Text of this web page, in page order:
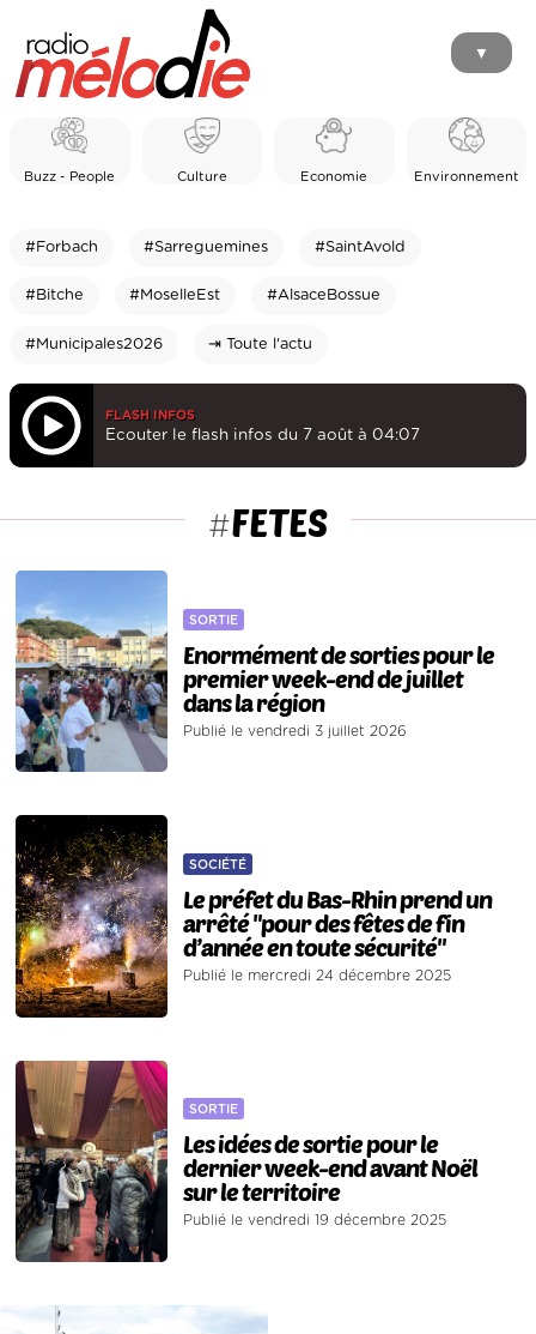
▼
Buzz - People Culture Economie Environnement
#Forbach #Sarreguemines #SaintAvold
#Bitche #MoselleEst #AlsaceBossue
#Municipales2026 ⇥ Toute l'actu
FLASH INFOS
Ecouter le flash infos du 7 août à 04:07
#FETES
SORTIE
Enormément de sorties pour le
premier week-end de juillet
dans la région
Publié le vendredi 3 juillet 2026
SOCIÉTÉ
Le préfet du Bas-Rhin prend un
arrêté "pour des fêtes de fin
d’année en toute sécurité"
Publié le mercredi 24 décembre 2025
SORTIE
Les idées de sortie pour le
dernier week-end avant Noël
sur le territoire
Publié le vendredi 19 décembre 2025